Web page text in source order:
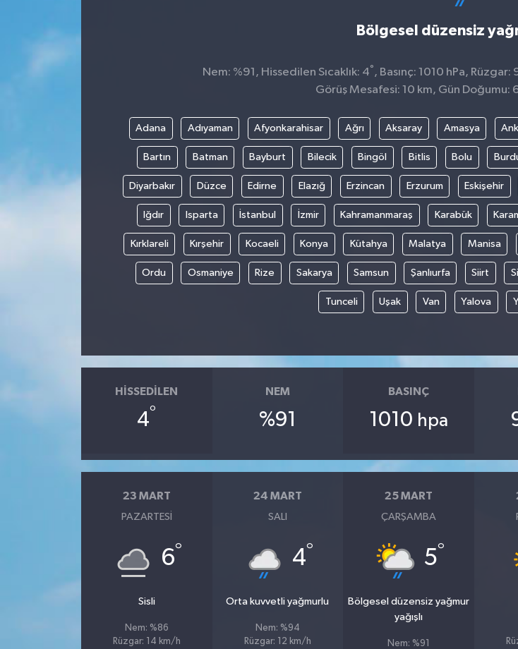
Bölgesel düzensiz
Nem: %91, Hissedilen Sıcaklık: 4° , Basınç: 1010 hPa,
Görüş Mesafesi: 10 km, Gün Doğumu:
Adana Adıyaman Afyonkarahisar Ağrı Aksaray Amasya
Bartın Batman Bayburt Bilecik Bingöl Bitlis Bolu
Diyarbakır Düzce Edirne Elazığ Erzincan Erzurum Eskişehir
Iğdır Isparta İstanbul İzmir Kahramanmaraş Karabük
Kırklareli Kırşehir Kocaeli Konya Kütahya Malatya Manisa
Ordu Osmaniye Rize Sakarya Samsun Şanlıurfa Siirt
Tunceli Uşak Van Yalova
HISSEDILEN
4°
NEM
%91
BASINÇ
1010 hpa
23 MART
PAZARTESI
6°
Sisli
Nem: %86
Rüzgar: 14 km/h
24 MART
SALI
4°
Orta kuvvetli yağmurlu
Nem: %94
Rüzgar: 12 km/h
25 MART
ÇARŞAMBA
5°
Bölgesel düzensiz yağmur
yağışlı
Nem: %91